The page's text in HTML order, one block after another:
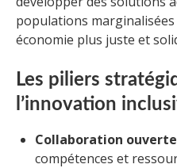
populations
économie plus juste et
Les piliers
l’innovation
Collaboration
compétences et